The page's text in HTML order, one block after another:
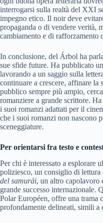
interrogarsi sulla realtà del XXI
impegno etico. Il noir deve
propaganda o di vendere verità,
cambiamento e di rafforzamento
In conclusione, del Árbol ha
sue sfide future. Ha pubblicato
lavorando a un saggio sulla
continuare a crescere, affinare la
pubblico sempre più ampio,
romanziere a grande scrittore.
i suoi romanzi adattati per il
che i suoi romanzi non nascono
sceneggiature.
Per orientarsi fra testo e
Per chi è interessato a esplorare
poliziesco, un consiglio di lettura
del samurái, un altro
grande successo internazionale.
Polar Européen, offre una trama
profondamente delineati, simili a